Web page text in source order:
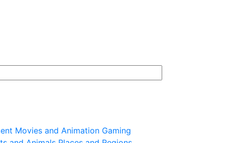
Movies and Animation Gaming